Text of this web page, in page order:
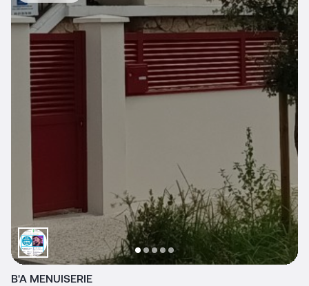
B'A MENUISERIE